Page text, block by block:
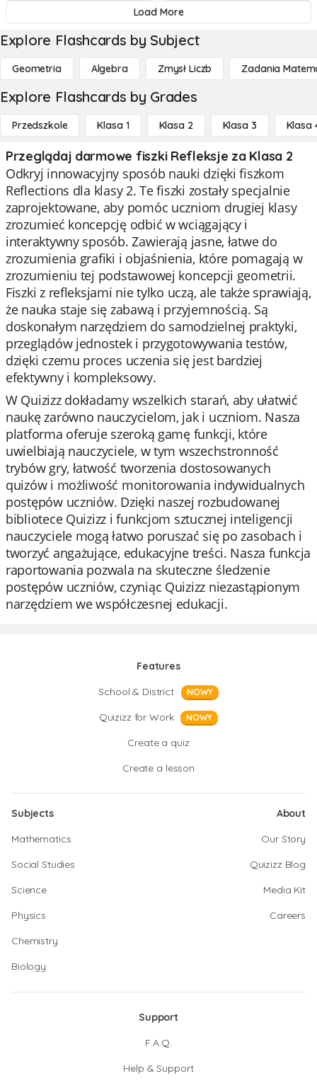
Load More
Explore Flashcards by Subject
Geometria Algebra Zmysł Liczb Zadania
Explore Flashcards by Grades
Przedszkole Klasa 1 Klasa 2 Klasa 3 Klasa
Przeglądaj darmowe fiszki Refleksje za Klasa 2
Odkryj innowacyjny sposób nauki dzięki fiszkom
Reflections dla klasy 2. Te fiszki zostały specjalnie
zaprojektowane, aby pomóc uczniom drugiej klasy
zrozumieć koncepcję odbić w wciągający i
interaktywny sposób. Zawierają jasne, łatwe do
zrozumienia grafiki i objaśnienia, które pomagają w
zrozumieniu tej podstawowej koncepcji geometrii.
Fiszki z refleksjami nie tylko uczą, ale także sprawiają,
że nauka staje się zabawą i przyjemnością. Są
doskonałym narzędziem do samodzielnej praktyki,
przeglądów jednostek i przygotowywania testów,
dzięki czemu proces uczenia się jest bardziej
efektywny i kompleksowy.
W Quizizz dokładamy wszelkich starań, aby ułatwić
naukę zarówno nauczycielom, jak i uczniom. Nasza
platforma oferuje szeroką gamę funkcji, które
uwielbiają nauczyciele, w tym wszechstronność
trybów gry, łatwość tworzenia dostosowanych
quizów i możliwość monitorowania indywidualnych
postępów uczniów. Dzięki naszej rozbudowanej
bibliotece Quizizz i funkcjom sztucznej inteligencji
nauczyciele mogą łatwo poruszać się po zasobach i
tworzyć angażujące, edukacyjne treści. Nasza funkcja
raportowania pozwala na skuteczne śledzenie
postępów uczniów, czyniąc Quizizz niezastąpionym
narzędziem we współczesnej edukacji.
Features
School & District
NOWY
Quizizz for Work NOWY
Create a quiz
Create a lesson
Subjects
Mathematics
Social Studies
Science
Physics
Chemistry
Biology
About
Our Story
Quizizz Blog
Media Kit
Careers
Support
F.A.Q.
Help & Support